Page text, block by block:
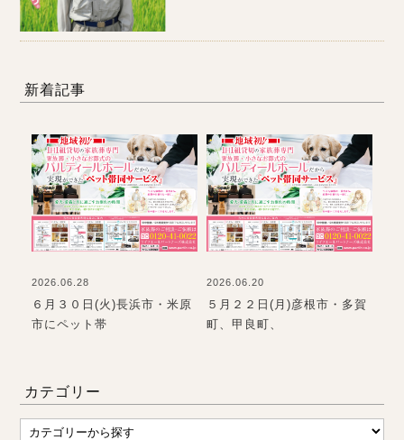
新着記事
2026.06.28
６月３０日(火)長浜市・米原
市にペット帯
2026.06.20
５月２２日(月)彦根市・多賀
町、甲良町、
カテゴリー